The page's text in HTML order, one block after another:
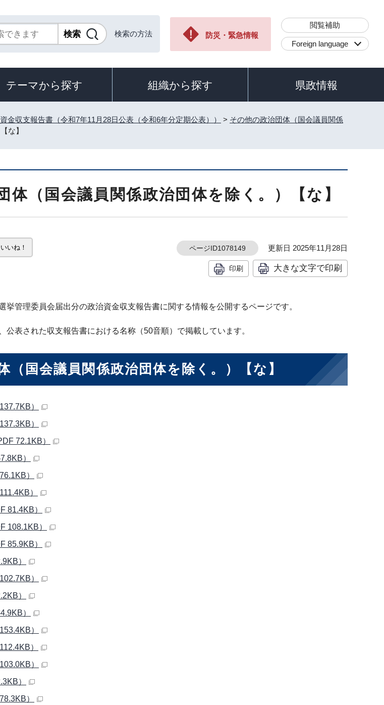
検索の方法 防災・緊急情報
閲覧補助
Foreign language
テーマから探す 組織から探す 県政情報
金収支報告書（令和7年11月28日公表（令和6年分定期公表）） > その他の政治団体（国会議員関係
な】
体（国会議員関係政治団体を除く。）【な】
いいね！ ページID1078149 更新日 2025年11月28日
印刷 大きな文字で印刷
挙管理委員会届出分の政治資金収支報告書に関する情報を公開するページです。
公表された収支報告書における名称（50音順）で掲載しています。
（国会議員関係政治団体を除く。）【な】
）
）
72.1KB）
）
）
）
81.4KB）
108.1KB）
85.9KB）
）
）
）
）
）
）
）
）
）